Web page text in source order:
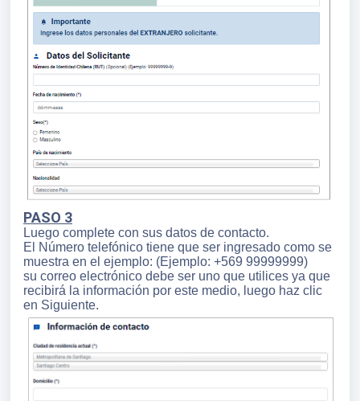
PASO 3
Luego complete con sus datos de contacto.
El Número telefónico tiene que ser ingresado como se
muestra en el ejemplo: (Ejemplo: +569 99999999)
su correo electrónico debe ser uno que utilices ya que
recibirá la información por este medio, luego haz clic
en Siguiente.